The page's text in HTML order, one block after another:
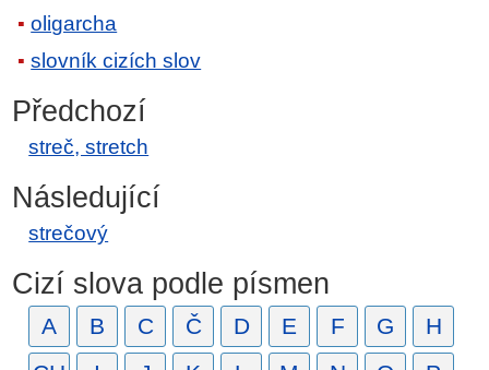
oligarcha
slovník cizích slov
Předchozí
streč, stretch
Následující
strečový
Cizí slova podle písmen
A B C Č D E F G
H